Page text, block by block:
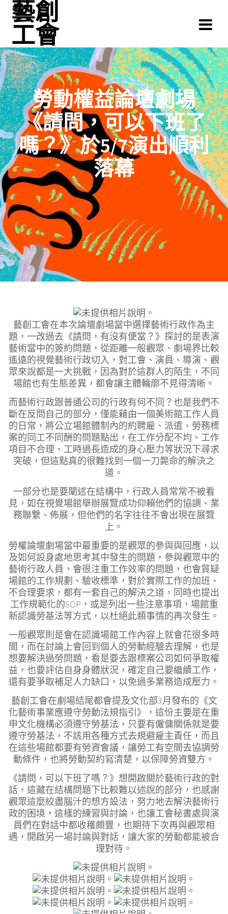
藝創
工會
勞動權益論壇劇場
《請問，可以下班了
嗎？》於5/7演出順利
落幕
藝創工會在本次論壇劇場當中選擇藝術行政作為主
題，一改過去《請問，有沒有便當？》探討的是表演
藝術當中的簽約問題，從距離一般觀眾、劇場界比較
遙遠的視覺藝術行政切入，對工會、演員、導演、觀
眾來說都是一大挑戰，因為對於這群人的陌生，不同
場館也有生態差異，都會讓主體輪廓不見得清晰。
而藝術行政跟普通公司的行政有何不同？也是我們不
斷在反問自己的部分，僅能藉由一個美術館工作人員
的日常，將公立場館體制內的約聘雇、派遣、勞務標
案的同工不同酬的問題點出，在工作分配不均、工作
項目不合理、工時過長造成的身心壓力等狀況下尋求
突破，但這點真的很難找到一個一刀斃命的解決之
道。
一部分也是要闡述在結構中，行政人員常常不被看
見，如在視覺場館舉辦展覽成功仰賴他們的協調、業
務聯繫、佈展，但他們的名字往往不會出現在展覽
上。
勞權論壇劇場當中最重要的是觀眾的參與與回應，以
及如何設身處地思考其中發生的問題，參與觀眾中的
藝術行政人員，會很注重工作效率的問題，也會質疑
場館的工作規劃、驗收標準，對於實際工作的加班、
不合理要求，都有一套自己的解決之道，同時也提出
工作規範化的SOP，或是列出一些注意事項，場館重
新認識勞基法等方式，以杜絕此類事情的再次發生。
一般觀眾則是會在認識場館工作內容上就會花很多時
間，而在討論上會回到個人的勞動經驗去理解，也是
想要解決過勞問題，看是要去跟標案公司如何爭取權
益，也要評估自身身體狀況，確定自己要繼續工作，
還有要爭取補足人力缺口，以免過多業務造成壓力。
藝創工會在劇場結尾都會提及文化部3月發布的《文
化藝術事業應遵守勞動法規指引》，這份主要是在重
申文化機構必須遵守勞基法，只要有僱傭關係就是要
遵守勞基法，不該用各種方式去規避雇主責任，而且
在這些場館都要有勞資會議，讓勞工有空間去協調勞
動條件，也將勞動契約寫清楚，以保障勞資雙方。
《請問，可以下班了嗎？》想開啟關於藝術行政的對
話，這藏在結構問題下比較難以述說的部分，也感謝
觀眾這麼絞盡腦汁的想方設法，努力地去解決藝術行
政的困境，這樣的練習與討論，也讓工會秘書處與演
員們在對話中都收穫頗豐，也期待下次再與觀眾相
遇，開啟另一場討論與對話，讓大家的勞動都能被合
理對待。